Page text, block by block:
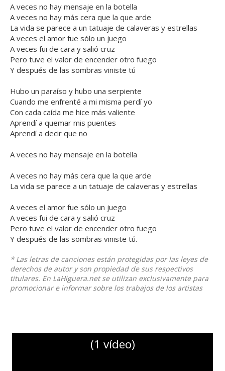
A veces no hay mensaje en la botella
A veces no hay más cera que la que arde
La vida se parece a un tatuaje de calaveras y estrellas
A veces el amor fue sólo un juego
A veces fui de cara y salió cruz
Pero tuve el valor de encender otro fuego
Y después de las sombras viniste tú
Hubo un paraíso y hubo una serpiente
Cuando me enfrenté a mi misma perdí yo
Con cada caída me hice más valiente
Aprendí a quemar mis puentes
Aprendí a decir que no
A veces no hay mensaje en la botella
A veces no hay más cera que la que arde
La vida se parece a un tatuaje de calaveras y estrellas
A veces el amor fue sólo un juego
A veces fui de cara y salió cruz
Pero tuve el valor de encender otro fuego
Y después de las sombras viniste tú.
* Las letras de canciones están protegidas por las leyes de
derechos de autor y son propiedad de sus respectivos
titulares. En LaHiguera.net se utilizan exclusivamente para
promocionar e informar sobre los trabajos de los artistas
(1 vídeo)